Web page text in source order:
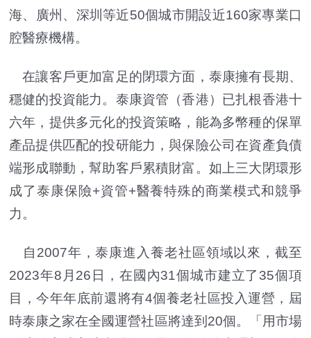
海、廣州、深圳等近50個城市開設近160家專業口
腔醫療機構。
在讓客戶更加富足的閉環方面，泰康擁有長期、
穩健的投資能力。泰康資管（香港）已扎根香港十
六年，提供多元化的投資策略，能為多幣種的保單
產品提供匹配的投研能力，與保險公司在資產負債
端形成聯動，幫助客戶累積財富。如上三大閉環形
成了泰康保險+資管+醫養特殊的商業模式和競爭
力。
自2007年，泰康進入養老社區領域以來，截至
2023年8月26日，在國內31個城市建立了35個項
目，今年年底前還將有4個養老社區投入運營，屆
時泰康之家在全國運營社區將達到20個。「用市場